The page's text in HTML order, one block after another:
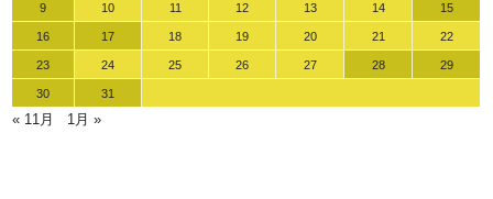
9 10 11 12 13 14 15
16 17 18 19 20 21 22
23 24 25 26 27 28 29
30 31
« 11月 1月 »